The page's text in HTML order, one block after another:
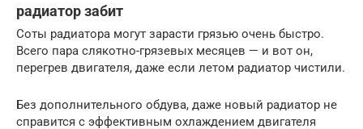
радиатор забит
Соты радиатора могут зарасти грязью очень быстро.
Всего пара слякотно-грязевых месяцев — и вот он,
перегрев двигателя, даже если летом радиатор чистили.
Без дополнительного обдува, даже новый радиатор не
справится с эффективным охлаждением двигателя